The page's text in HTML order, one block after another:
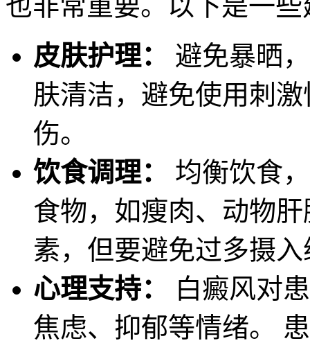
皮肤护理：
避免暴晒
肤清洁，避免使用刺
伤。
饮食调理：
均衡饮食
食物，如瘦肉、动物
素，但要避免过多摄
心理支持：
白癜风对
焦虑、抑郁等情绪。